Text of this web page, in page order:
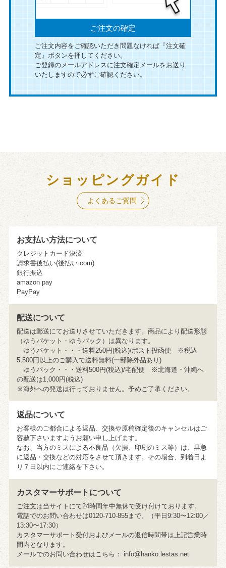
1,800円のご注文をいただきました。
2026年8月9日13:16
1,596円のご注文をいただきました。
2026年8月9日13:15
1,580円のご注文をいただきました。
1,180円のご注文をいただきました。
2026年8月9日13:02
2026年8月9日13:01
550円のご注文をいただきました。
2026年8月9日13:00
1,750円のご注文をいただきました。
2026年8月9日12:58
2,625円のご注文をいただきました。
2026年8月9日12:57
2,625円のご注文をいただきました。
2026年8月9日12:56
1,880円のご注文をいただきました。
2026年8月9日12:51
1,750円のご注文をいただきました。
2026年8月9日12:48
ご注文の確定
ご注文内容をご確認いただき問題なければ『注文確
定』ボタンを押してください。
ご登録のメールアドレスに注文確定メールをお送り
いたしますので必ずご確認ください。
ショッピングガイド
よくあるご質問
お支払い方法について
クレジットカード決済
請求書後払い(後払い.com)
銀行振込
amazon pay
PayPay
配送について
配送は郵送にてお送りさせていただきます。商品により配送形態
（ゆうパケット・ゆうパック）は異なります。
ゆうパケット・・・送料250円(税込)/ポスト投函便 ※税込
5,500円以上のご購入で送料無料(一部除外品あり)
ゆうパック・・・送料500円(税込)/宅配便 ※北海道・沖縄へ
の配送は1,000円(税込)
※海外への発送は行っておりません。予めご了承ください。
返品について
お客様のご都合による返品、交換や原稿確定後のキャンセルはご
容赦下さいますようお願い申し上げます。
なお、当方のミスによる不良品（欠損、印刷のミス等）は、早急
に返品・交換などの対応をさせて頂きます。その場合、到着日よ
り７日以内にご連絡を下さい。
カスタマーサポートについて
ご注文は当サイトにて24時間年中無休で受け付けております。
電話でのお問い合わせは0120-710-855まで。（平日9:30〜12:00／
13:30〜17:30）
カスタマーサポート受付およびメールの返信時間帯は上記営業時
間内となります。
メールでのお問い合わせはこちら： info@hanko.lestas.net